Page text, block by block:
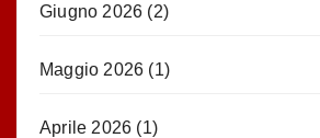
Giugno 2026 (2)
Maggio 2026 (1)
Aprile 2026 (1)